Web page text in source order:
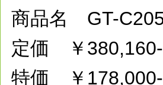
商品名 GT-
定価 ￥380,160-
特価 ￥178,000-